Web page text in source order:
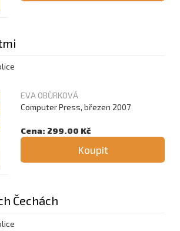
EVA OBŮRKOVÁ
Computer Press, březen 2007
Cena: 299.00 Kč
Koupit
Čechách